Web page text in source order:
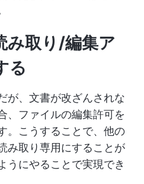
み取り/編集ア
る
が、文書が改ざんされな
、ファイルの編集許可を
。こうすることで、他の
み取り専用にすることが
うにやることで実現でき